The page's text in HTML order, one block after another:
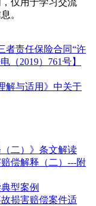
仅用于学习交流
。
者责任保险合同“许
（2019）761号】
解与适用》中关于
二）》条文解读
偿解释（二）---附
型案例
损害赔偿案件适